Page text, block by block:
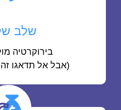
שלב
בירוקרטיה
(אבל אל תדאגו זה